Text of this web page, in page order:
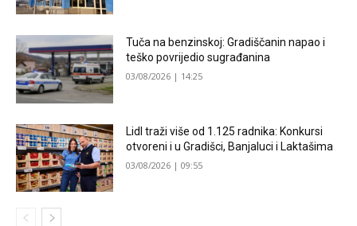
Tuča na benzinskoj: Gradiščanin napao i
teško povrijedio sugrađanina
03/08/2026 | 14:25
Lidl traži više od 1.125 radnika: Konkursi
otvoreni i u Gradišci, Banjaluci i Laktašima
03/08/2026 | 09:55